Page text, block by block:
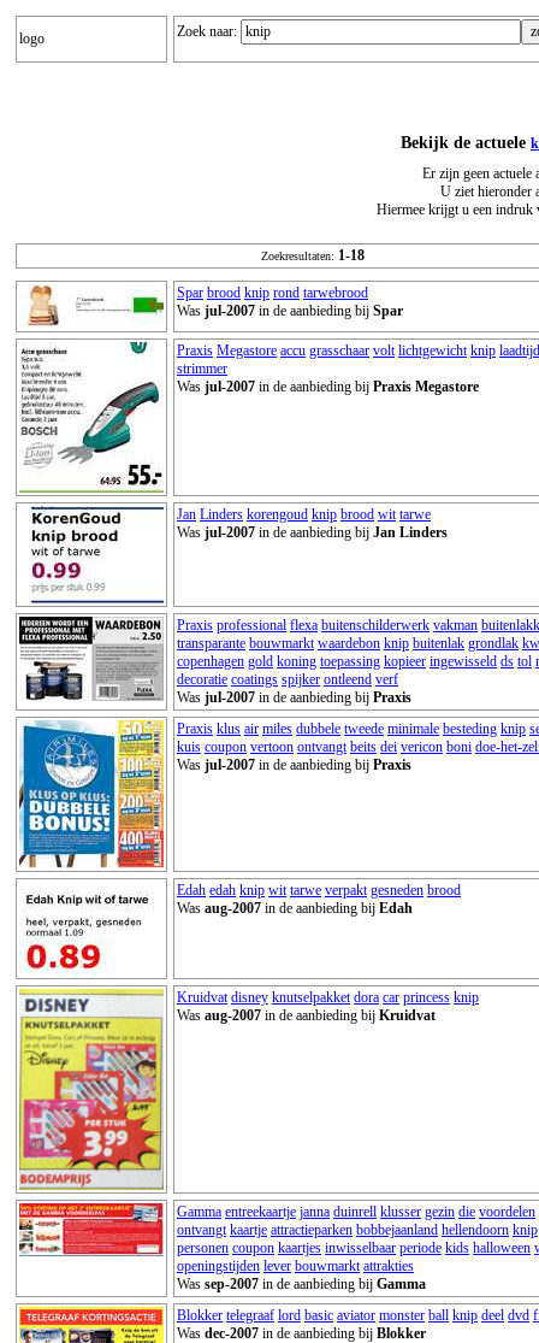
logo Zoek naar:
Bekijk de actuele
Er zijn geen actuele
U ziet hieronder
Hiermee krijgt u een indruk
Zoekresultaten: 1-18
Spar brood knip rond tarwebrood
Was jul-2007 in de aanbieding bij Spar
Praxis Megastore accu grasschaar volt lichtgewicht knip laadtijd
strimmer
Was jul-2007 in de aanbieding bij Praxis Megastore
Jan Linders korengoud knip brood wit tarwe
Was jul-2007 in de aanbieding bij Jan Linders
Praxis professional flexa buitenschilderwerk vakman
transparante bouwmarkt waardebon knip buitenlak grondlak
copenhagen gold koning toepassing kopieer ingewisseld ds tol
decoratie coatings spijker ontleend verf
Was jul-2007 in de aanbieding bij Praxis
Praxis klus air miles dubbele tweede minimale besteding knip
kuis coupon vertoon ontvangt beits dei vericon boni doe-het-
Was jul-2007 in de aanbieding bij Praxis
Edah edah knip wit tarwe verpakt gesneden brood
Was aug-2007 in de aanbieding bij Edah
Kruidvat disney knutselpakket dora car princess knip
Was aug-2007 in de aanbieding bij Kruidvat
Gamma entreekaartje janna duinrell klusser gezin die voordelen
ontvangt kaartje attractieparken bobbejaanland hellendoorn knip
personen coupon kaartjes inwisselbaar periode kids halloween
openingstijden lever bouwmarkt attrakties
Was sep-2007 in de aanbieding bij Gamma
Blokker telegraaf lord basic aviator monster ball knip deel dvd
Was dec-2007 in de aanbieding bij Blokker